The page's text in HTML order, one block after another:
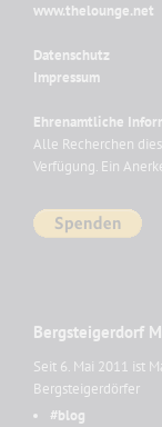
www.thelounge.net
Datenschutz
Impressum
Ehrenamtliche
Alle Recherchen
Verfügung. Ein
Bergsteigerdorf
Seit 6. Mai 2011 ist
Bergsteigerdörfer
#blog